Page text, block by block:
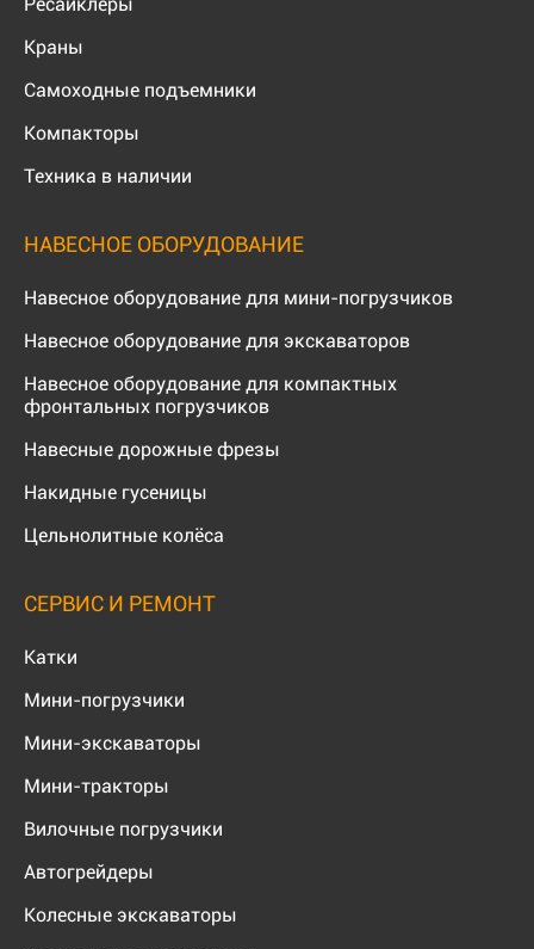
Краны
Самоходные подъемники
Компакторы
Техника в наличии
НАВЕСНОЕ ОБОРУДОВАНИЕ
Навесное оборудование для мини-погрузчиков
Навесное оборудование для экскаваторов
Навесное оборудование для компактных
фронтальных погрузчиков
Навесные дорожные фрезы
Накидные гусеницы
Цельнолитные колёса
СЕРВИС И РЕМОНТ
Катки
Мини-погрузчики
Мини-экскаваторы
Мини-тракторы
Вилочные погрузчики
Автогрейдеры
Колесные экскаваторы